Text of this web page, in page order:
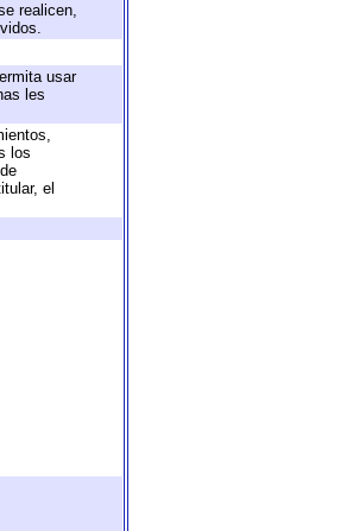
realicen,
usar
les
los
el